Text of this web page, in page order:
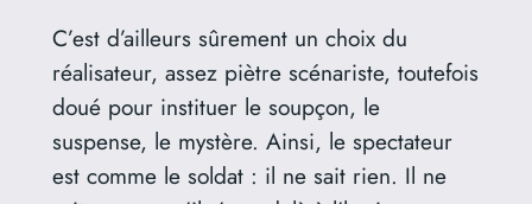
C’est d’ailleurs sûrement un choix du
réalisateur, assez piètre scénariste, toutefois
doué pour instituer le soupçon, le
suspense, le mystère. Ainsi, le spectateur
est comme le soldat : il ne sait rien. Il ne